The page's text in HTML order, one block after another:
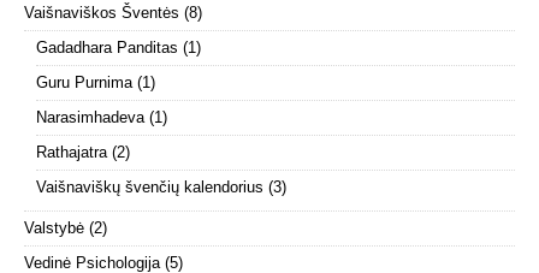
Vaišnaviškos Šventės (8)
Gadadhara Panditas (1)
Guru Purnima(1)
Narasimhadeva(1)
Rathajatra(2)
Vaišnaviškų švenčių kalendorius (3)
Valstybė (2)
Vedinė Psichologija(5)